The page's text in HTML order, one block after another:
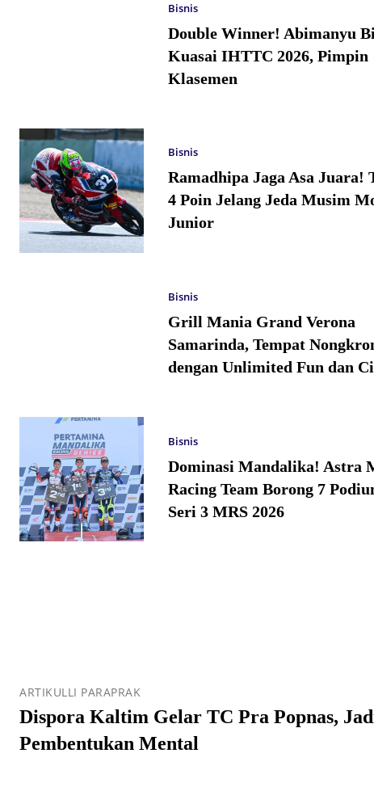
Bisnis
Double Winner! Abimanyu
Kuasai IHTTC 2026, Pimpin
Klasemen
Bisnis
Ramadhipa Jaga Asa Juara!
4 Poin Jelang Jeda Musim
Junior
Bisnis
Grill Mania Grand Verona
Samarinda, Tempat
dengan Unlimited Fun dan
Bisnis
Dominasi Mandalika! Astra
Racing Team Borong 7
Seri 3 MRS 2026
ARTIKULLI PARAPRAK
Dispora Kaltim Gelar TC Pra Popnas,
Pembentukan Mental